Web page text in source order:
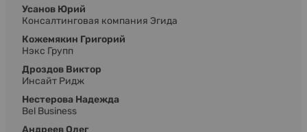
Усанов Юрий
Консалтинговая компания Эгида
Кожемякин Григорий
Нэкс Групп
Дроздов Виктор
Инсайт Ридж
Нестерова Надежда
Bel Business